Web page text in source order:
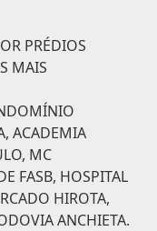
PRÉDIOS
MAIS
ACADEMIA
MC
FASB, HOSPITAL
HIROTA,
ANCHIETA.